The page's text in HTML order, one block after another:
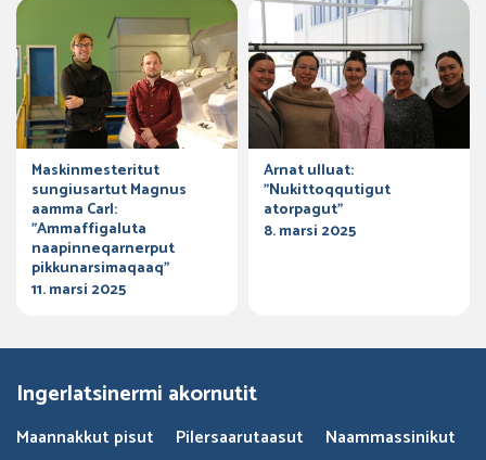
Maskinmesteritut
sungiusartut Magnus
aamma Carl:
”Ammaffigaluta
naapinneqarnerput
pikkunarsimaqaaq”
11. marsi 2025
Arnat ulluat:
”Nukittoqqutigut
atorpagut”
8. marsi 2025
Ingerlatsinermi akornutit
Maannakkut pisut Pilersaarutaasut Naammassinikut